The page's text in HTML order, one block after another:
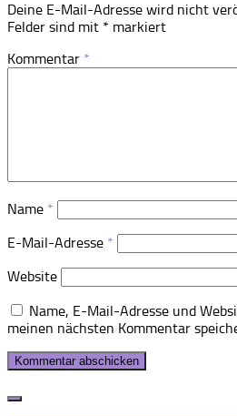
Deine E-Mail-Adresse wird nicht
Felder sind mit * markiert
Kommentar *
Name *
E-Mail-Adresse *
Website
Name, E-Mail-Adresse und
meinen nächsten Kommentar